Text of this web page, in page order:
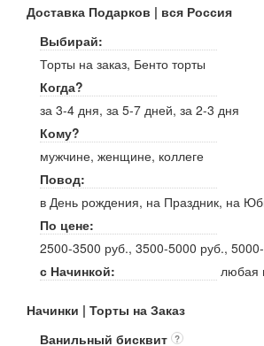
Доставка Подарков | вся Россия
Выбирай:
Торты на заказ, Бенто торты
Когда?
за 3-4 дня, за 5-7 дней, за 2-3 дня
Кому?
мужчине, женщине, коллеге
Повод:
в День рождения, на Праздник, на
По цене:
2500-3500 руб., 3500-5000 руб.,
с Начинкой:
любая
Начинки | Торты на Заказ
Ванильный бисквит ?